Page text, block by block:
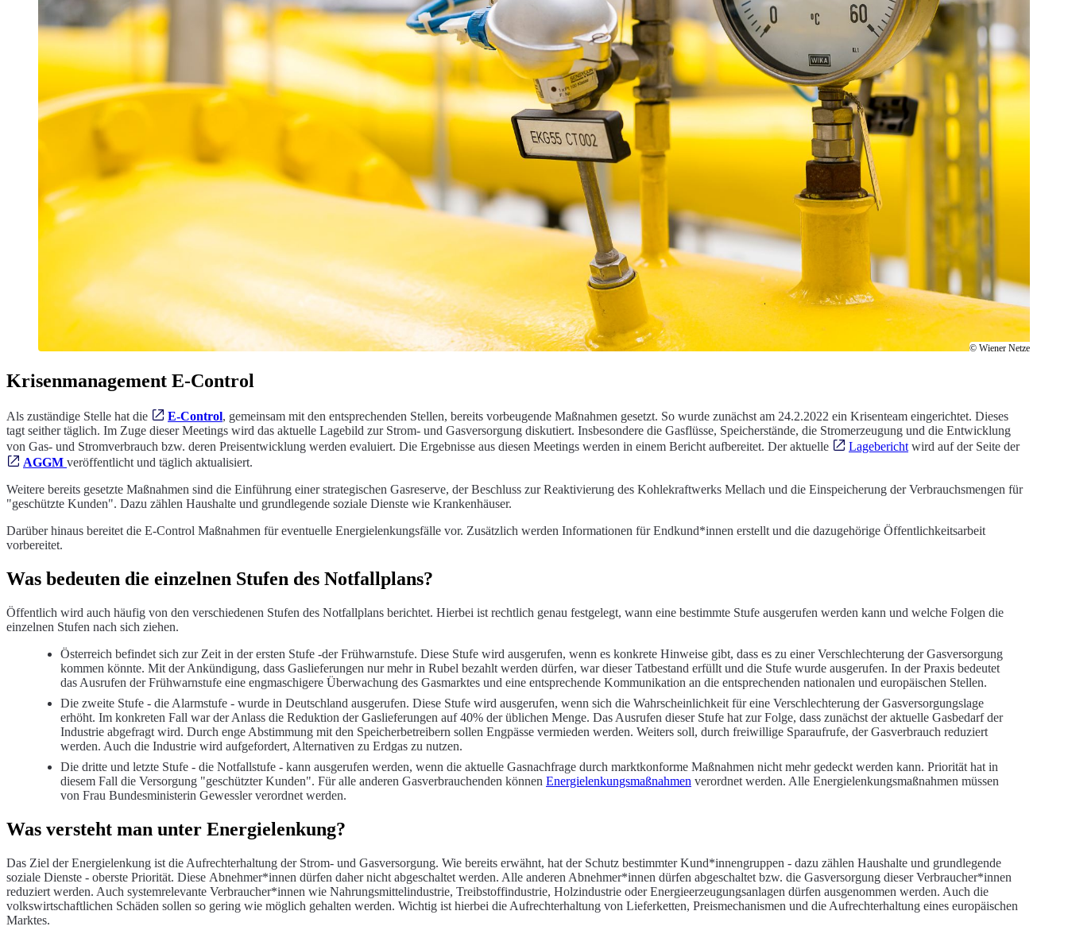
© Wiener Netze
Krisenmanagement E-Control
Als zuständige Stelle hat die E-Control, gemeinsam mit den entsprechenden Stellen, bereits vorbeugende Maßnahmen gesetzt. So wurde zunächst am 24.2.2022 ein Krisenteam eingerichtet. Dieses
tagt seither täglich. Im Zuge dieser Meetings wird das aktuelle Lagebild zur Strom- und Gasversorgung diskutiert. Insbesondere die Gasflüsse, Speicherstände, die Stromerzeugung und die Entwicklung
von Gas- und Stromverbrauch bzw. deren Preisentwicklung werden evaluiert. Die Ergebnisse aus diesen Meetings werden in einem Bericht aufbereitet. Der aktuelle
Lagebericht wird auf der Seite der
AGGM veröffentlicht und täglich aktualisiert.
Weitere bereits gesetzte Maßnahmen sind die Einführung einer strategischen Gasreserve, der Beschluss zur Reaktivierung des Kohlekraftwerks Mellach und die Einspeicherung der Verbrauchsmengen für
"geschützte Kunden". Dazu zählen Haushalte und grundlegende soziale Dienste wie Krankenhäuser.
Darüber hinaus bereitet die E-Control Maßnahmen für eventuelle Energielenkungsfälle vor. Zusätzlich werden Informationen für Endkund*innen erstellt und die dazugehörige Öffentlichkeitsarbeit
vorbereitet.
Was bedeuten die einzelnen Stufen des Notfallplans?
Öffentlich wird auch häufig von den verschiedenen Stufen des Notfallplans berichtet. Hierbei ist rechtlich genau festgelegt, wann eine bestimmte Stufe ausgerufen werden kann und welche Folgen die
einzelnen Stufen nach sich ziehen.
Österreich befindet sich zur Zeit in der ersten Stufe -der Frühwarnstufe. Diese Stufe wird ausgerufen, wenn es konkrete Hinweise gibt, dass es zu einer Verschlechterung der Gasversorgung
kommen könnte. Mit der Ankündigung, dass Gaslieferungen nur mehr in Rubel bezahlt werden dürfen, war dieser Tatbestand erfüllt und die Stufe wurde ausgerufen. In der Praxis bedeutet
das Ausrufen der Frühwarnstufe eine engmaschigere Überwachung des Gasmarktes und eine entsprechende Kommunikation an die entsprechenden nationalen und europäischen Stellen.
Die zweite Stufe - die Alarmstufe - wurde in Deutschland ausgerufen. Diese Stufe wird ausgerufen, wenn sich die Wahrscheinlichkeit für eine Verschlechterung der Gasversorgungslage
erhöht. Im konkreten Fall war der Anlass die Reduktion der Gaslieferungen auf 40% der üblichen Menge. Das Ausrufen dieser Stufe hat zur Folge, dass zunächst der aktuelle Gasbedarf der
Industrie abgefragt wird. Durch enge Abstimmung mit den Speicherbetreibern sollen Engpässe vermieden werden. Weiters soll, durch freiwillige Sparaufrufe, der Gasverbrauch reduziert
werden. Auch die Industrie wird aufgefordert, Alternativen zu Erdgas zu nutzen.
Die dritte und letzte Stufe - die Notfallstufe - kann ausgerufen werden, wenn die aktuelle Gasnachfrage durch marktkonforme Maßnahmen nicht mehr gedeckt werden kann. Priorität hat in
diesem Fall die Versorgung "geschützter Kunden". Für alle anderen Gasverbrauchenden können Energielenkungsmaßnahmen verordnet werden. Alle Energielenkungsmaßnahmen müssen
von Frau Bundesministerin Gewessler verordnet werden.
Was versteht man unter Energielenkung?
Das Ziel der Energielenkung ist die Aufrechterhaltung der Strom- und Gasversorgung. Wie bereits erwähnt, hat der Schutz bestimmter Kund*innengruppen - dazu zählen Haushalte und grundlegende
soziale Dienste - oberste Priorität. Diese Abnehmer*innen dürfen daher nicht abgeschaltet werden. Alle anderen Abnehmer*innen dürfen abgeschaltet bzw. die Gasversorgung dieser Verbraucher*innen
reduziert werden. Auch systemrelevante Verbraucher*innen wie Nahrungsmittelindustrie, Treibstoffindustrie, Holzindustrie oder Energieerzeugungsanlagen dürfen ausgenommen werden. Auch die
volkswirtschaftlichen Schäden sollen so gering wie möglich gehalten werden. Wichtig ist hierbei die Aufrechterhaltung von Lieferketten, Preismechanismen und die Aufrechterhaltung eines europäischen
Marktes.